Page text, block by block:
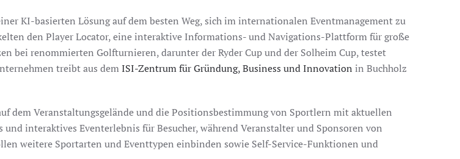
KI-basierten Lösung auf dem besten Weg, sich im internationalen Eventmanagement zu
den Player Locator, eine interaktive Informations- und Navigations-Plattform für große
bei renommierten Golfturnieren, darunter der Ryder Cup und der Solheim Cup, testet
treibt aus demISI-Zentrum für Gründung, Business und Innovation in Buchholz
dem Veranstaltungsgelände und die Positionsbestimmung von Sportlern mit aktuellen
interaktives Eventerlebnis für Besucher, während Veranstalter und Sponsoren von
weitere Sportarten und Eventtypen einbinden sowie Self-Service-Funktionen und